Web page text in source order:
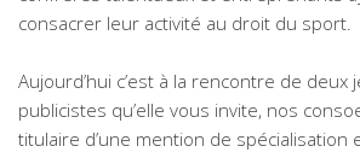
consacrer leur activité au droit du sport.
Aujourd’hui c’est à la rencontre de
publicistes qu’elle vous invite, nos
titulaire d’une mention de spécialisation